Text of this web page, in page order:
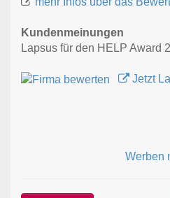
Kundenmeinungen
Lapsus für den HELP Award
Jetzt
Werben